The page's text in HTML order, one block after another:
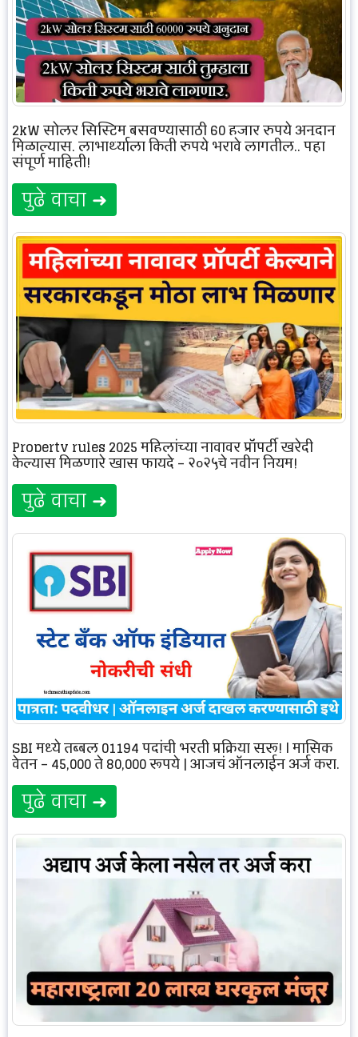
2kW सोलर सिस्टिम बसवण्यासाठी 60 हजार रुपये अनुदान
मिळाल्यास, लाभार्थ्याला किती रुपये भरावे लागतील.. पहा
संपूर्ण माहिती!
पुढे वाचा ➜
Property rules 2025 महिलांच्या नावावर प्रॉपर्टी खरेदी
केल्यास मिळणारे खास फायदे – २०२५चे नवीन नियम!
पुढे वाचा ➜
SBI मध्ये तब्बल 01194 पदांची भरती प्रक्रिया सुरू! | मासिक
वेतन – 45,000 ते 80,000 रूपये | आजचं ऑनलाईन अर्ज करा.
पुढे वाचा ➜